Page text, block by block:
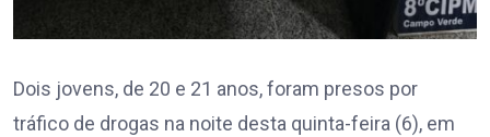
Dois jovens, de 20 e 21 anos, foram presos por
tráfico de drogas na noite desta quinta-feira (6), em